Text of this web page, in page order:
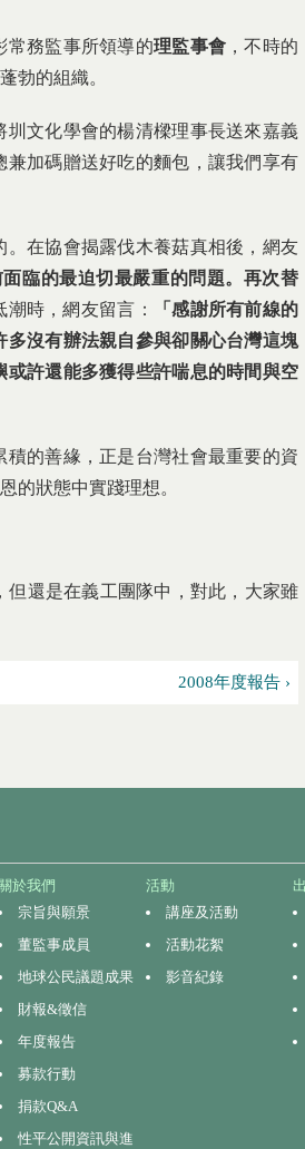
常務監事所領導的理監事會 ，不時的
勃的組織。
文化學會的楊清樑理事長送來嘉義
加碼贈送好吃的麵包，讓我們享有
在協會揭露伐木養菇真相後，網友
臨的最迫切最嚴重的問題。再次替
潮時，網友留言：
「感謝所有前線的
沒有辦法親自參與卻關心台灣這塊
許還能多獲得些許喘息的時間與空
的善緣，正是台灣社會最重要的資
的狀態中實踐理想。
但還是在義工團隊中，對此，大家雖
2008年度報告 ›
關於我們
宗旨與願景
董監事成員
地球公民議題成果
財報&徵信
年度報告
募款行動
捐款Q&A
性平公開資訊與進
活動
講座及活動
活動花絮
影音紀錄